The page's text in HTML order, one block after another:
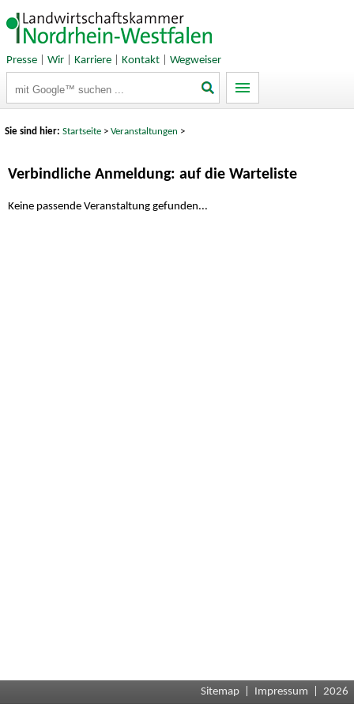
Presse| Wir| Karriere| Kontakt| Wegweiser
Sie sind hier:Startseite >Veranstaltungen >
Verbindliche Anmeldung: auf die Warteliste
Keine passende Veranstaltung gefunden...
Sitemap Impressum | 2026